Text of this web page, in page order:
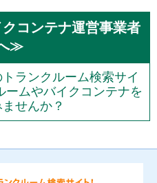
クコンテナ運営事業者
≫
ランクルーム検索サイ
ームやバイクコンテナを
せんか？